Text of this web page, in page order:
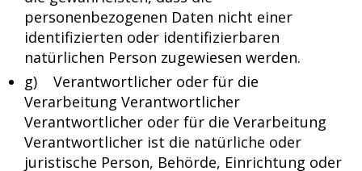
personenbezogenen Daten nicht einer
identifizierten oder identifizierbaren
natürlichen Person zugewiesen werden.
g) Verantwortlicher oder für die
Verarbeitung Verantwortlicher
Verantwortlicher oder für die Verarbeitung
Verantwortlicher ist die natürliche oder
juristische Person, Behörde, Einrichtung oder